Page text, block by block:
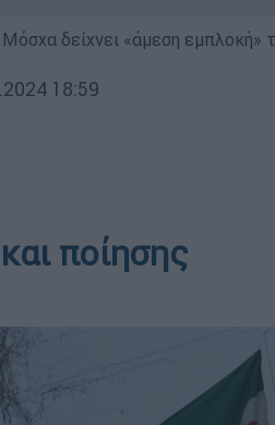
δείχνει «άμεση
18:59
ποίησης